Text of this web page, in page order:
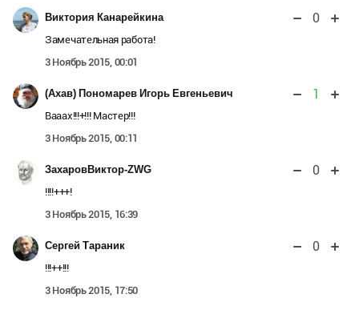
Виктория Канарейкина 0
Замечательная работа!
3 Ноябрь 2015, 00:01
(Ахав) Пономарев Игорь Евгеньевич 1
Вааах!!!+!!! Мастер!!!
3 Ноябрь 2015, 00:11
ЗахаровВиктор-ZWG 0
!!!!+++!
3 Ноябрь 2015, 16:39
Сергей Тараник 0
!!!++!!!
3 Ноябрь 2015, 17:50